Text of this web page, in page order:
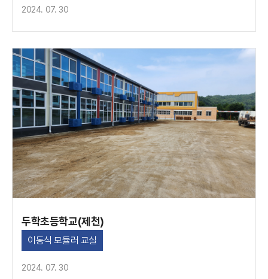
2024. 07. 30
두학초등학교(제천)
이동식 모듈러 교실
2024. 07. 30